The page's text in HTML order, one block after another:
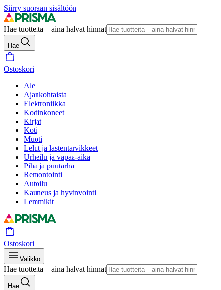
Siirry suoraan sisältöön
Hae tuotteita – aina halvat hinnat
Hae
Ostoskori
Ale
Ajankohtaista
Elektroniikka
Kodinkoneet
Kirjat
Koti
Muoti
Lelut ja lastentarvikkeet
Urheilu ja vapaa-aika
Piha ja puutarha
Remontointi
Autoilu
Kauneus ja hyvinvointi
Lemmikit
Ostoskori
Valikko
Hae tuotteita – aina halvat hinnat
Hae